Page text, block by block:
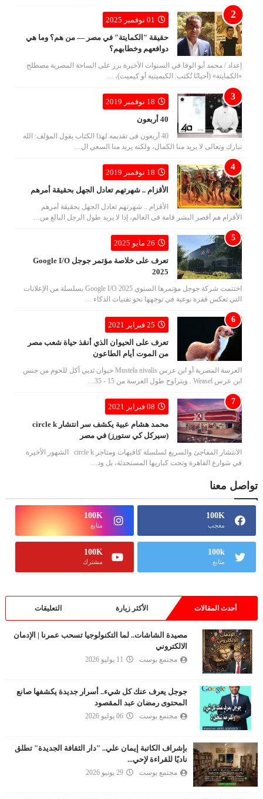
01 نوفمبر 2025
حقيقة "الكمايتة" في مصر — من هم؟ وما هي
دوافعهم وخطابهم؟
إعداد / محمد أبو الوفا في السنوات الأخيرة برز على الساحة المصرية مصطلح
«الكمايتة» (أحيانًا تُكتب: الكيميتية أو كيميت)، …
18 نوفمبر 2019
40 أربعون
40 أربعون فى تقديمه لهذا الكتاب يقول المؤلف: الله
تبارك وتعالى لا يريد منا الكمال، ولكنه يريد منا السعي ال…
18 نوفمبر 2019
الأقزام .. شهرتهم تعادل الجهل بحقيقة أمرهم
الأقزام .. شهرتهم تعادل الجهل بحقيقة أمرهم
الأقزام هم أقصر البشر قامة فى العالم، إذا لا يزيد طول الرجل البالغ من…
26 مايو 2025
تعرف على خلاصة مؤتمر جوجل Google I/O
2025
اختتمت شركة جوجل مؤتمرها السنوي Google I/O 2025 بسلسلة من الإعلانات
التي تعكس قفزة نوعية في توجهها نحو تقنيات الذكاء …
25 فبراير 2021
تعرف على الحيوان الذي أنقذ حياة شعب مصر
من الموت أيام الطاعون
العرسة المصرية أو ابن عرس Mustela nivalis حيوان ثديي آكل للحوم من جنس
ابن عرس Weasel . ويتراوح طول العرسة من 15 - 35…
08 فبراير 2021
محمد هشام عبية يكشف سر انتشار circle k
(سيركل كي ستورز) في مصر
الانتشار المفاجئ والسريع لسلسلة كافيهات ومتاجر circle k الشهور الأخيرة
في شوارع القاهرة وتحت كباريها المستحدثة، بل ود…
تواصل معنا
100K
معجب
100K
متابع
100k
متابع
100K
مشترك
أحدث المقالات الأكثر زيارة التعليقات
مصيدة الشاشات.. لما التكنولوجيا تسحب عمرنا | الإدمان
الالكتروني
مجتمع بوست 11 يوليو 2026
جوجل يعرف عنك كل شيء.. أسرار جديدة يكشفها صانع
المحتوى رمضان عبد المقصود
مجتمع بوست 06 يوليو 2026
بإشراف الكاتبة إيمان علي.. "دار الثقافة الجديدة" تطلق
ناديًا للقراءة لإحي...
مجتمع بوست 29 يونيو 2026